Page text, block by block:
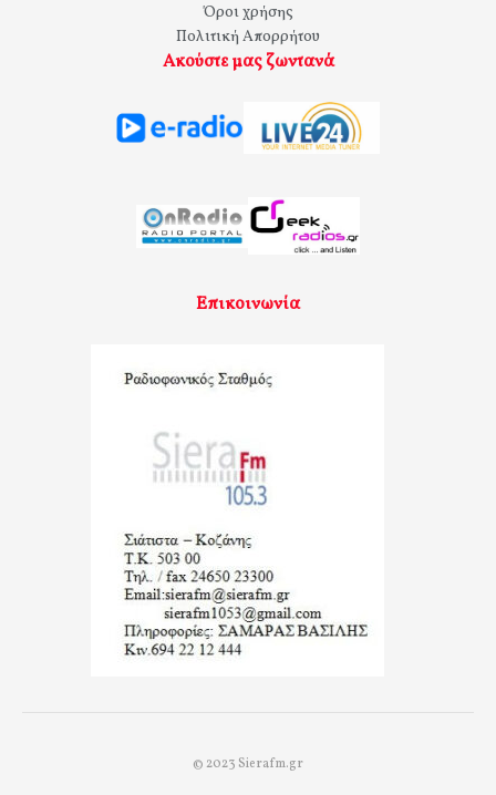
Όροι χρήσης
Πολιτική Απορρήτου
Ακούστε μας ζωντανά
Επικοινωνία
© 2023 Sierafm.gr